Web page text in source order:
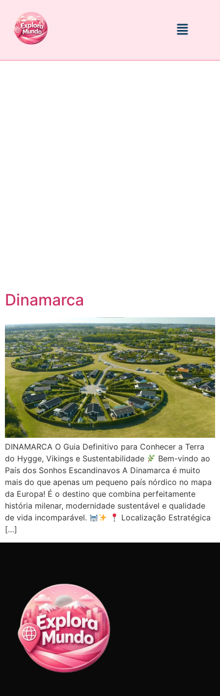
Dinamarca
DINAMARCA O Guia Definitivo para Conhecer a Terra
do Hygge, Vikings e Sustentabilidade
Bem-vindo ao
País dos Sonhos Escandinavos A Dinamarca é muito
mais do que apenas um pequeno país nórdico no mapa
da Europa! É o destino que combina perfeitamente
história milenar, modernidade sustentável e qualidade
de vida incomparável.
Localização Estratégica
[…]